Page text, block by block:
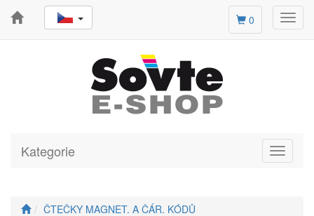
0
Toggle
Kategorie
ČTEČKY MAGNET. A ČÁR. KÓDŮ